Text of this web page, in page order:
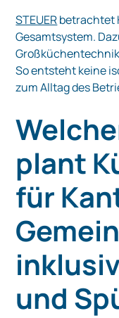
STEUERbetrachtet
Gesamtsystem.
So entsteht keine
zum Alltag des
plant
für
und